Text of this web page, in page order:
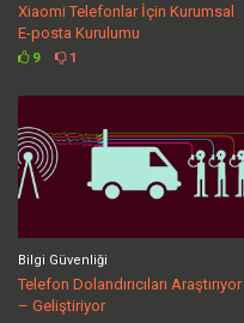
Xiaomi Telefonlar İçin Kurumsal
E-posta Kurulumu
9 1
Bilgi Güvenliği
Telefon Dolandırıcıları Araştırıyor
– Geliştiriyor